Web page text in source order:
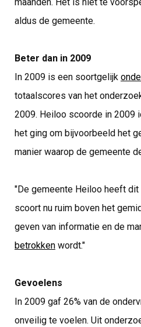
aldus de gemeente.
Beter dan in 2009
In 2009 is een soortgelijk
totaalscores van het
2009. Heiloo scoorde in 2009
het ging om bijvoorbeeld het
manier waarop de gemeente
"De gemeente Heiloo heeft
scoort nu ruim boven het
geven van informatie en de
betrokkenwordt."
Gevoelens
In 2009 gaf 26% van de
onveilig te voelen. Uit